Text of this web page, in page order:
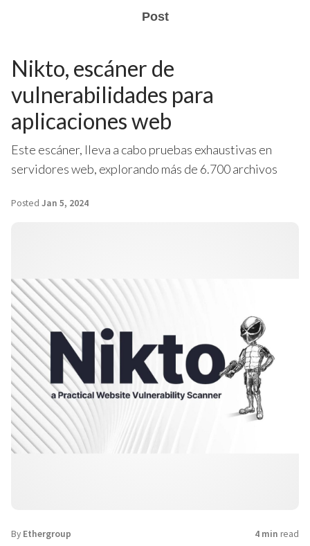
Post
Nikto, escáner de
vulnerabilidades para
aplicaciones web
Este escáner, lleva a cabo pruebas exhaustivas en
servidores web, explorando más de 6.700 archivos
Posted Jan 5, 2024
By Ethergroup 4 min read